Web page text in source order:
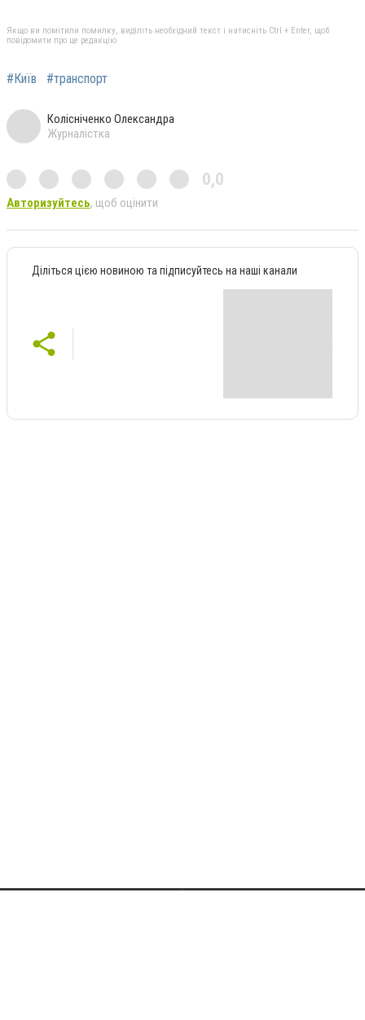
Якщо ви помітили помилку, виділіть необхідний текст і натисніть Ctrl + Enter, щоб
повідомити про це редакцію
#Київ #транспорт
Колісніченко Олександра
Журналістка
0,0
Авторизуйтесь, щоб оцінити
Діліться цією новиною та підписуйтесь на наші канали